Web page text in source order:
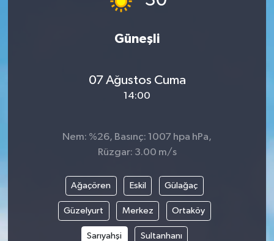
Güneşli
07 Ağustos Cuma
14:00
Nem: %26, Basınç: 1007 hpa hPa,
Rüzgar: 3.00 m/s
Ağaçören Eskil Gülağaç
Güzelyurt Merkez Ortaköy
Sarıyahşi Sultanhanı